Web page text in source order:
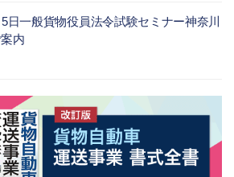
日一般貨物役員法令試験セミナー神奈川
内